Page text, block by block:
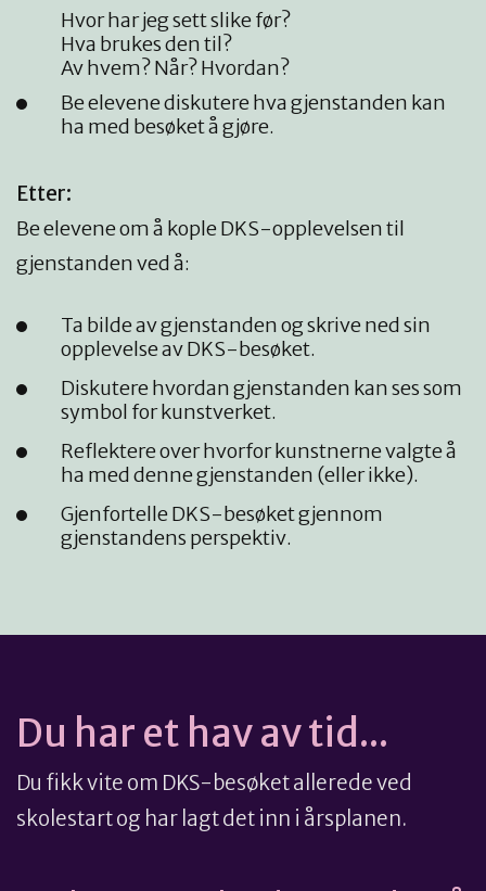
Hvor har jeg sett slike før?
Hva brukes den til?
Av hvem? Når? Hvordan?
Be elevene diskutere hva gjenstanden kan
ha med besøket å gjøre.
Etter:
Be elevene om å kople DKS-opplevelsen til
gjenstanden ved å:
Ta bilde av gjenstanden og skrive ned sin
opplevelse av DKS-besøket.
Diskutere hvordan gjenstanden kan ses som
symbol for kunstverket.
Reflektere over hvorfor kunstnerne valgte å
ha med denne gjenstanden (eller ikke).
Gjenfortelle DKS-besøket gjennom
gjenstandens perspektiv.
Du har et hav av tid...
Du fikk vite om DKS-besøket allerede ved
skolestart og har lagt det inn i årsplanen.